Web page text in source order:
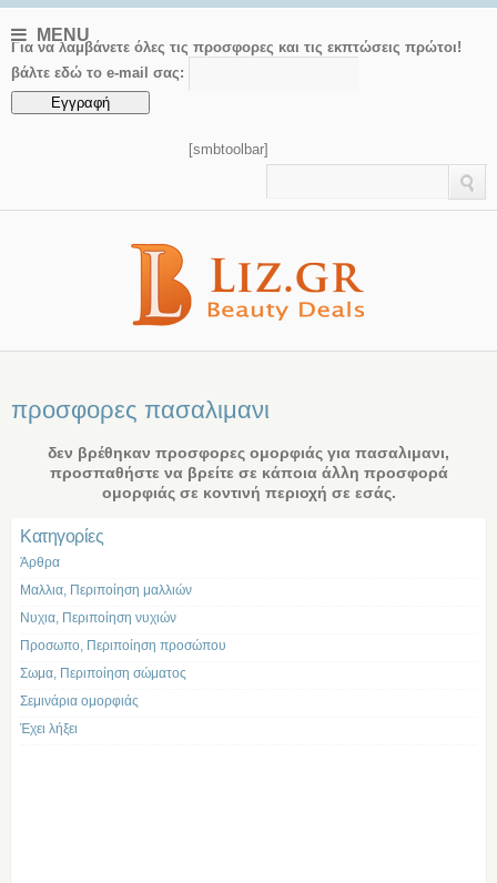
MENU
Για να λαμβάνετε όλες τις προσφορες και τις εκπτώσεις πρώτοι!
βάλτε εδώ το e-mail σας:
[smbtoolbar]
προσφορες πασαλιμανι
δεν βρέθηκαν προσφορες ομορφιάς για πασαλιμανι,
προσπαθήστε να βρείτε σε κάποια άλλη προσφορά
ομορφιάς σε κοντινή περιοχή σε εσάς.
Kατηγορίες
Άρθρα
Μαλλια, Περιποίηση μαλλιών
Νυχια, Περιποίηση νυχιών
Προσωπο, Περιποίηση προσώπου
Σωμα, Περιποίηση σώματος
Σεμινάρια ομορφιάς
Έχει λήξει